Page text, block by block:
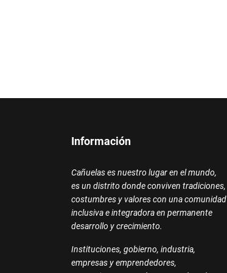
Información
Cañuelas es nuestro lugar en el mundo,
es un distrito donde conviven tradiciones,
costumbres y valores con una comunidad
inclusiva e integradora en permanente
desarrollo y crecimiento.
Instituciones, gobierno, industria,
empresas y emprendedores,